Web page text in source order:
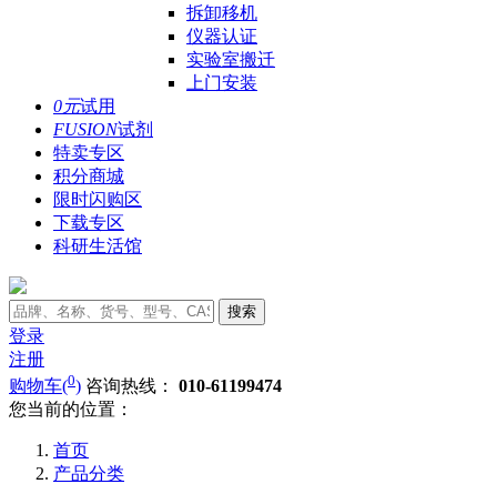
拆卸移机
仪器认证
实验室搬迁
上门安装
0元试用
FUSION试剂
特卖专区
积分商城
限时闪购区
下载专区
科研生活馆
搜索
登录
注册
购物车(0) 咨询热线： 010-61199474
您当前的位置：
首页
产品分类